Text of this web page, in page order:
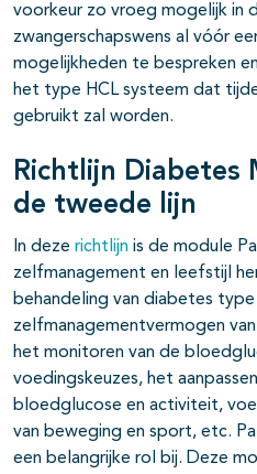
voorkeur zo vroeg mogelijk in
zwangerschapswens al vóór
mogelijkheden te bespreken
het type HCL systeem dat
gebruikt zal worden.
Richtlijn Diabetes
de tweede lijn
In deze richtlijn is de module
zelfmanagement en leefstijl
behandeling van diabetes
zelfmanagementvermogen
het monitoren van de
voedingskeuzes, het
bloedglucose en activiteit,
van beweging en sport, etc.
een belangrijke rol bij. Deze